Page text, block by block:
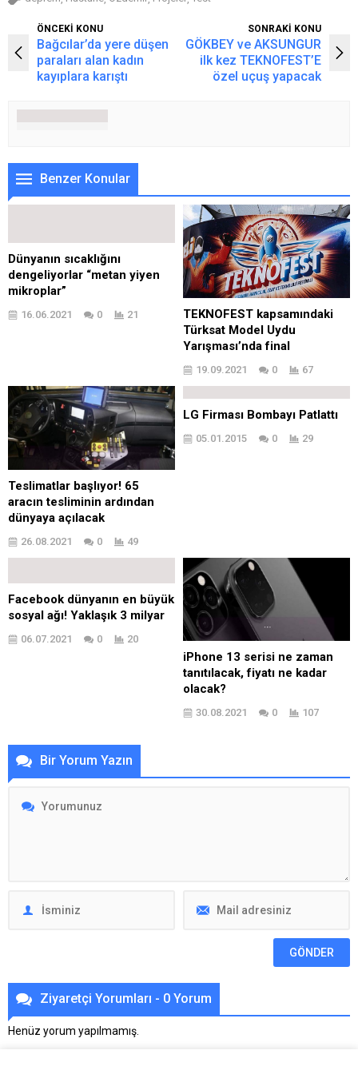
ÖNCEKİ KONU
Bağcılar’da yere düşen
paraları alan kadın
kayıplara karıştı
SONRAKİ KONU
GÖKBEY ve AKSUNGUR
ilk kez TEKNOFEST’E
özel uçuş yapacak
Benzer Konular
Dünyanın sıcaklığını
dengeliyorlar “metan yiyen
mikroplar”
16.06.2021 0 21
TEKNOFEST kapsamındaki
Türksat Model Uydu
Yarışması’nda final
19.09.2021 0 67
Teslimatlar başlıyor! 65
aracın tesliminin ardından
dünyaya açılacak
26.08.2021 0 49
LG Firması Bombayı Patlattı
05.01.2015 0 29
Facebook dünyanın en büyük
sosyal ağı! Yaklaşık 3 milyar
06.07.2021 0 20
iPhone 13 serisi ne zaman
tanıtılacak, fiyatı ne kadar
olacak?
30.08.2021 0 107
Bir Yorum Yazın
Ziyaretçi Yorumları - 0 Yorum
Henüz yorum yapılmamış.